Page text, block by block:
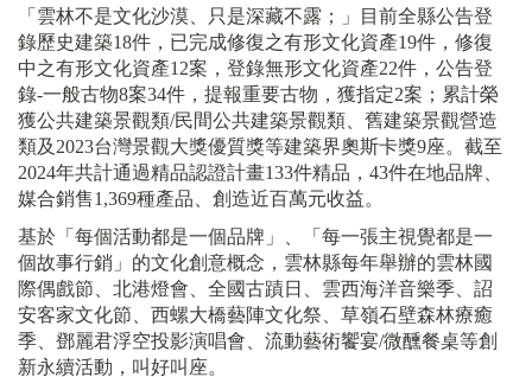
「雲林不是文化沙漠、只是深藏不露；」目前全縣公告登
錄歷史建築18件，已完成修復之有形文化資產19件，修復
中之有形文化資產12案，登錄無形文化資產22件，公告登
錄-一般古物8案34件，提報重要古物，獲指定2案；累計榮
獲公共建築景觀類/民間公共建築景觀類、舊建築景觀營造
類及2023台灣景觀大獎優質獎等建築界奧斯卡獎9座。截至
2024年共計通過精品認證計畫133件精品，43件在地品牌、
媒合銷售1,369種產品、創造近百萬元收益。
基於「每個活動都是一個品牌」、「每一張主視覺都是一
個故事行銷」的文化創意概念，雲林縣每年舉辦的雲林國
際偶戲節、北港燈會、全國古蹟日、雲西海洋音樂季、詔
安客家文化節、西螺大橋藝陣文化祭、草嶺石壁森林療癒
季、鄧麗君浮空投影演唱會、流動藝術饗宴/微醺餐桌等創
新永續活動，叫好叫座。